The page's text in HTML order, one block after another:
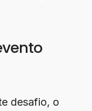
desafio, o